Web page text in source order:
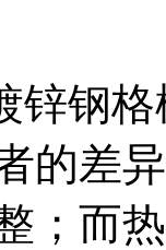
锌钢
的差
；而